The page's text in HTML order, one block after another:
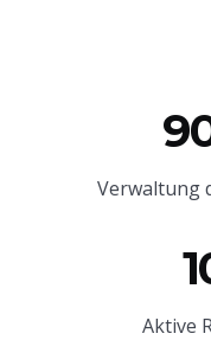
Verwaltung
Aktive